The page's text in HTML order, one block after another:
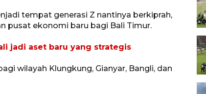
tempat generasi Z nantinya berkiprah,
pusat ekonomi baru bagi Bali Timur.
jadi aset baru yang strategis
wilayah Klungkung, Gianyar, Bangli, dan